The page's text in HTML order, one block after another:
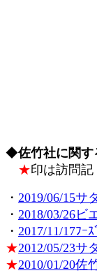
◆佐竹社に関
★印は訪問記
・ 2019/06/15サ
・ 2018/03/26ビ
・ 2017/11/17ﾌｰ
★2012/05/23サ
★2010/01/20佐